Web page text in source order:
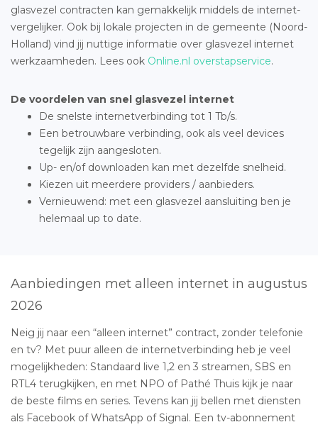
glasvezel contracten kan gemakkelijk middels de internet-
vergelijker. Ook bij lokale projecten in de gemeente (Noord-
Holland) vind jij nuttige informatie over glasvezel internet
werkzaamheden. Lees ook Online.nl overstapservice.
De voordelen van snel glasvezel internet
De snelste internetverbinding tot 1 Tb/s.
Een betrouwbare verbinding, ook als veel devices
tegelijk zijn aangesloten.
Up- en/of downloaden kan met dezelfde snelheid.
Kiezen uit meerdere providers / aanbieders.
Vernieuwend: met een glasvezel aansluiting ben je
helemaal up to date.
Aanbiedingen met alleen internet in augustus
2026
Neig jij naar een “alleen internet” contract, zonder telefonie
en tv? Met puur alleen de internetverbinding heb je veel
mogelijkheden: Standaard live 1,2 en 3 streamen, SBS en
RTL4 terugkijken, en met NPO of Pathé Thuis kijk je naar
de beste films en series. Tevens kan jij bellen met diensten
als Facebook of WhatsApp of Signal. Een tv-abonnement